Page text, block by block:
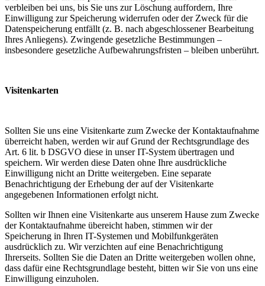
verbleiben bei uns, bis Sie uns zur Löschung auffordern, Ihre
Einwilligung zur Speicherung widerrufen oder der Zweck für die
Datenspeicherung entfällt (z. B. nach abgeschlossener Bearbeitung
Ihres Anliegens). Zwingende gesetzliche Bestimmungen –
insbesondere gesetzliche Aufbewahrungsfristen – bleiben unberührt.
Visitenkarten
Sollten Sie uns eine Visitenkarte zum Zwecke der Kontaktaufnahme
überreicht haben, werden wir auf Grund der Rechtsgrundlage des
Art. 6 lit. b DSGVO diese in unser IT-System übertragen und
speichern. Wir werden diese Daten ohne Ihre ausdrückliche
Einwilligung nicht an Dritte weitergeben. Eine separate
Benachrichtigung der Erhebung der auf der Visitenkarte
angegebenen Informationen erfolgt nicht.
Sollten wir Ihnen eine Visitenkarte aus unserem Hause zum Zwecke
der Kontaktaufnahme übereicht haben, stimmen wir der
Speicherung in Ihren IT-Systemen und Mobilfunkgeräten
ausdrücklich zu. Wir verzichten auf eine Benachrichtigung
Ihrerseits. Sollten Sie die Daten an Dritte weitergeben wollen ohne,
dass dafür eine Rechtsgrundlage besteht, bitten wir Sie von uns eine
Einwilligung einzuholen.